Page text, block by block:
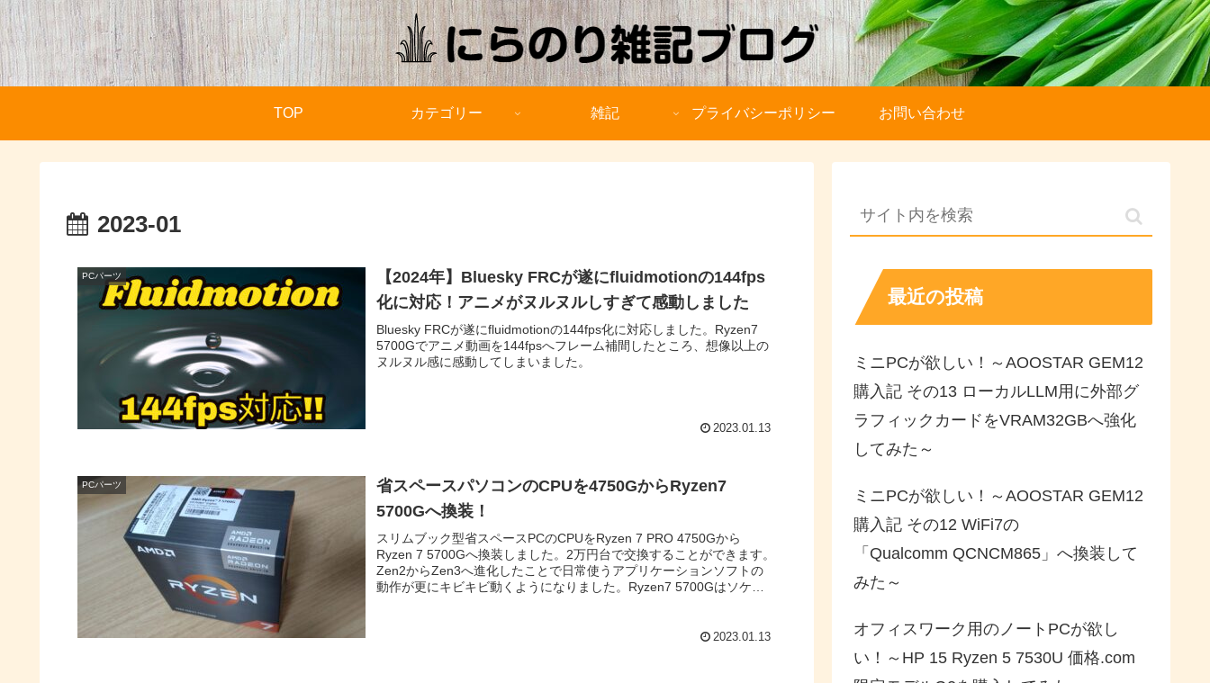
TOP カテゴリー 雑記 プライバシーポリシー お問い合わせ
2023-01
PCパーツ
【2024年】Bluesky FRCが遂にfluidmotionの144fps
化に対応！アニメがヌルヌルしすぎて感動しました
Bluesky FRCが遂にfluidmotionの144fps化に対応しました。Ryzen7
5700Gでアニメ動画を144fpsへフレーム補間したところ、想像以上の
ヌルヌル感に感動してしまいました。
2023.01.13
PCパーツ
省スペースパソコンのCPUを4750GからRyzen7
5700Gへ換装！
スリムブック型省スペースPCのCPUをRyzen 7 PRO 4750Gから
Ryzen 7 5700Gへ換装しました。2万円台で交換することができます。
Zen2からZen3へ進化したことで日常使うアプリケーションソフトの
動作が更にキビキビ動くようになりました。Ryzen7 5700Gはソケッ
2023.01.13
最近の投稿
ミニPCが欲しい！～AOOSTAR GEM12
購入記 その13 ローカルLLM用に外部グ
ラフィックカードをVRAM32GBへ強化
してみた～
ミニPCが欲しい！～AOOSTAR GEM12
購入記 その12 WiFi7の
「Qualcomm QCNCM865」へ換装して
みた～
オフィスワーク用のノートPCが欲し
い！～HP 15 Ryzen 5 7530U 価格.com